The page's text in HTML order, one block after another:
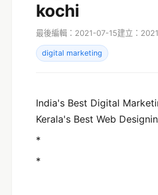
kochi
最後編輯：2021-07-15建立：
digital marketing
India's Best Digital
Kerala's Best Web
*
*